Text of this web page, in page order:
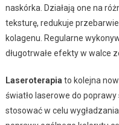
naskórka. Działają one na
teksturę, redukuje
kolagenu. Regularne
długotrwałe efekty w walce
Laseroterapia to kolejna
światło laserowe do
stosować w celu